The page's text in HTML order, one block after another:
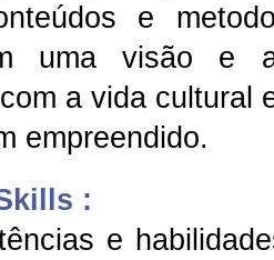
e
uma visão e
a vida cultural
empreendido.
:
e